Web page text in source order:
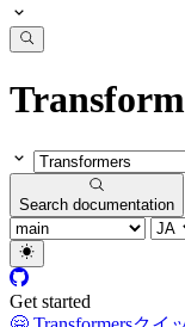
Search documentation
Get started